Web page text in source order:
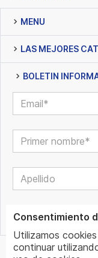
MENU
LAS MEJORES
BOLETIN
© www.mundo.expert |
Consentimiento
Utilizamos
continuar